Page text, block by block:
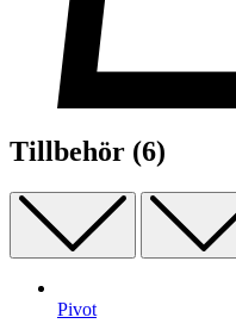
Tillbehör (6)
Pivot